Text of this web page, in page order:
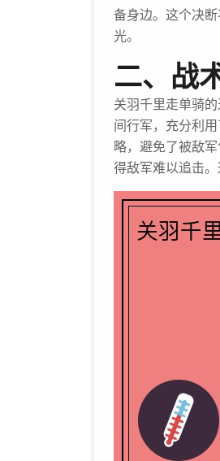
备身边。这个决
光。
二、战
关羽千里走单骑
间行军，充分利
略，避免了被敌
得敌军难以追击